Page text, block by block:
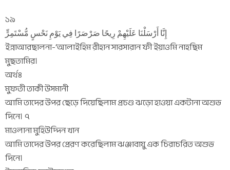
১৯
إِنَّا أَرْسَلْنَا عَلَيْهِمْ رِيحًا صَرْصَرًا فِي يَوْمِ نَحْسٍ مُّسْتَمِرٍّ
ইন্নাআরছালনা-‘আলাইহিম রীহান সারসারান ফী ইয়াওমি নাহছিম
মুছতামির।
অর্থঃ
মুফতী তাকী উসমানী
আমি তাদের উপর ছেড়ে দিয়েছিলাম প্রচণ্ড ঝড়ো হাওয়া একটানা অশুভ
দিনে। ৭
মাওলানা মুহিউদ্দিন খান
আমি তাদের উপর প্রেরণ করেছিলাম ঝঞ্জাবায়ু এক চিরাচরিত অশুভ
দিনে।